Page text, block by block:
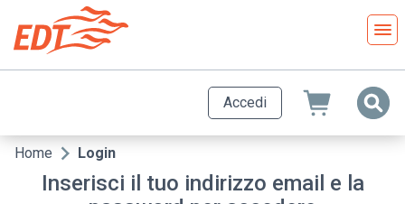
contenuto
principale
Accedi
Briciole
Home Login
Inserisci il tuo indirizzo email e la